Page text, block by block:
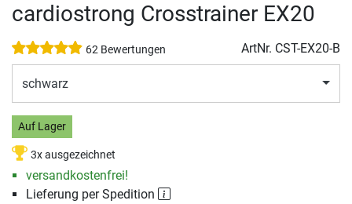
cardiostrong Crosstrainer EX20
62 Bewertungen ArtNr. CST-EX20-B
schwarz
Auf Lager
3x ausgezeichnet
versandkostenfrei!
Lieferung per Spedition